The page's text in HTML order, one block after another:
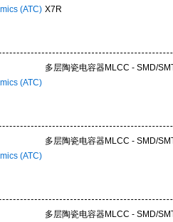
(ATC) X7R
(ATC)
多层陶瓷电容器MLCC - SMD/
(ATC)
多层陶瓷电容器MLCC - SMD/
多层陶瓷电容器MLCC - SMD/